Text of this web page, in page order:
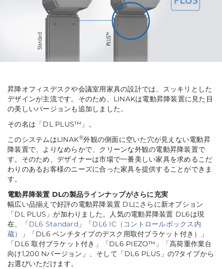
昇降オフィスデスクや会議室用家具の設計では、スッキリとした
デザインが主流です。そのため、LINAKは電動昇降装置に見た目
の美しいバージョンも追加しました。
その名は「DL PLUS™」。
このシステムはLINAK®外観の側面に空いた穴が見えない電動昇
降装置で、よりなめらかで、クリーンな外観の電動昇降装置で
す。そのため、デザイナーは市場で一番美しい家具を求めるこだ
わりのあるお客様のニーズに合った家具を提供することができま
す。
電動昇降装置 DLの製品ラインナップがさらに充実
幅広い品揃えで好評の電動昇降装置 DLにさらに新オプション
「DL PLUS」が加わりました。人気の電動昇降装置 DL6は現
在、「DL6 Standard 」「DL6 IC（コントロールボックス内
蔵）
」「DL6 ベンチタイプのデスク用取付ブラケット付き）」
「DL6 取付ブラケット付き」「DL6 PIEZO™」「高荷重作業台
向け1,200 Nバージョン」、そして「DL6 PLUS」の7タイプから
お選びいただけます。